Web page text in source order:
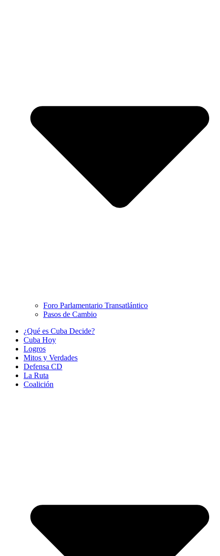
Foro Parlamentario Transatlántico
Pasos de Cambio
¿Qué es Cuba Decide?
Cuba Hoy
Logros
Mitos y Verdades
Defensa CD
La Ruta
Coalición